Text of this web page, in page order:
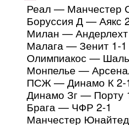
Реал — Манчестер
Боруссия Д — Аякс
Милан —
Малага — Зенит 1-1
Олимпиакос —
Монпелье —
ПСЖ — Динамо К 2-
Динамо Зг — Порту
Брага — ЧФР 2-1
Манчестер